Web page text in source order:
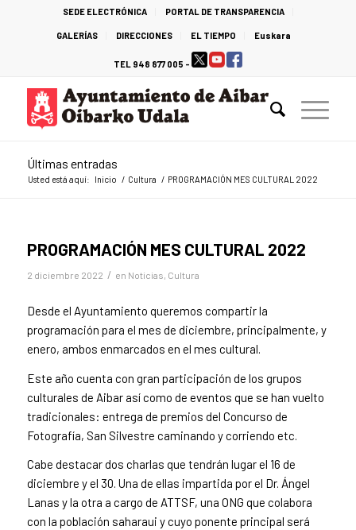
SEDE ELECTRÓNICA PORTAL DE TRANSPARENCIA
GALERÍAS DIRECCIONES EL TIEMPO Euskara
TEL 948 877 005 -
Últimas entradas
Usted está aquí: Inicio / Cultura / PROGRAMACIÓN MES CULTURAL 2022
PROGRAMACIÓN MES CULTURAL 2022
2 diciembre 2022 / en Noticias, Cultura
Desde el Ayuntamiento queremos compartir la
programación para el mes de diciembre, principalmente, y
enero, ambos enmarcados en el mes cultural.
Este año cuenta con gran participación de los grupos
culturales de Aibar así como de eventos que se han vuelto
tradicionales: entrega de premios del Concurso de
Fotografía, San Silvestre caminando y corriendo etc.
Cabe destacar dos charlas que tendrán lugar el 16 de
diciembre y el 30. Una de ellas impartida por el Dr. Ángel
Lanas y la otra a cargo de ATTSF, una ONG que colabora
con la población saharaui y cuyo ponente principal será